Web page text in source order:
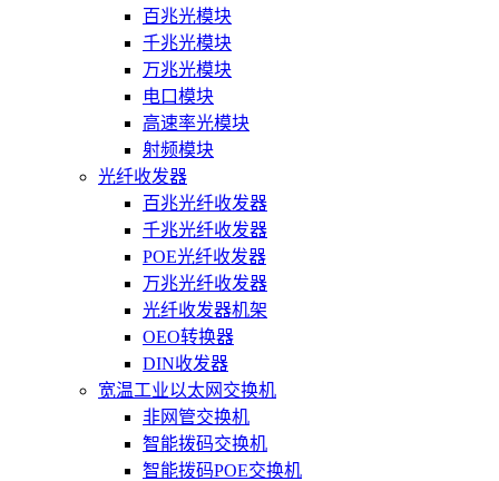
百兆光模块
千兆光模块
万兆光模块
电口模块
高速率光模块
射频模块
光纤收发器
百兆光纤收发器
千兆光纤收发器
POE光纤收发器
万兆光纤收发器
光纤收发器机架
OEO转换器
DIN收发器
宽温工业以太网交换机
非网管交换机
智能拨码交换机
智能拨码POE交换机